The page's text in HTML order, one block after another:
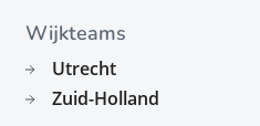
Wijkteams
Utrecht
Zuid-Holland